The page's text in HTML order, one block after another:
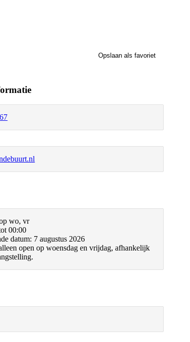
Opslaan als favoriet
wo, vr
00:00
datum: 7 augustus 2026
open op woensdag en vrijdag, afhankelijk